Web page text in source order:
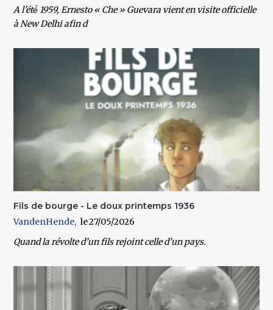
A l’été́ 1959, Ernesto « Che » Guevara vient en visite officielle
à New Delhi afin d
Fils de bourge - Le doux printemps 1936
VandenHende
27/05/2026
Quand la révolte d’un fils rejoint celle d’un pays.